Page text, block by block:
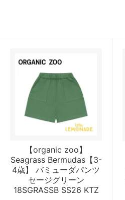
【organic zoo】
Seagrass Bermudas【3-
4歳】 バミューダパンツ
セージグリーン
18SGRASSB SS26 KTZ